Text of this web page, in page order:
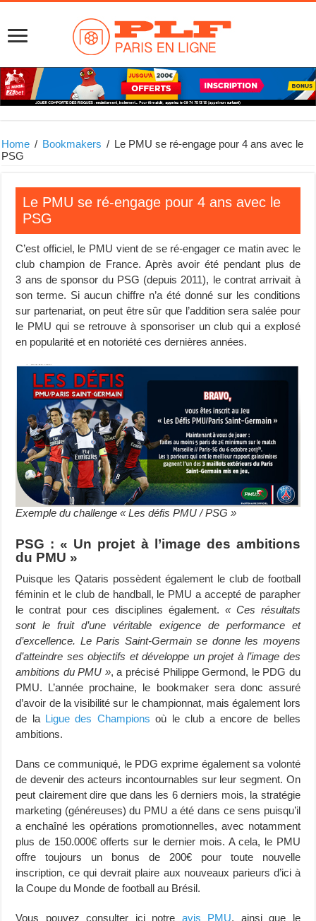
Home / Bookmakers / Le PMU se ré-engage pour 4 ans avec le
PSG
Le PMU se ré-engage pour 4 ans avec le
PSG
C’est officiel, le PMU vient de se ré-engager ce matin avec le
club champion de France. Après avoir été pendant plus de
3 ans de sponsor du PSG (depuis 2011), le contrat arrivait à
son terme. Si aucun chiffre n’a été donné sur les conditions
sur partenariat, on peut être sûr que l’addition sera salée pour
le PMU qui se retrouve à sponsoriser un club qui a explosé
en popularité et en notoriété ces dernières années.
Exemple du challenge « Les défis PMU / PSG »
PSG : « Un projet à l’image des ambitions
du PMU »
Puisque les Qataris possèdent également le club de football
féminin et le club de handball, le PMU a accepté de parapher
le contrat pour ces disciplines également. « Ces résultats
sont le fruit d’une véritable exigence de performance et
d’excellence. Le Paris Saint-Germain se donne les moyens
d’atteindre ses objectifs et développe un projet à l’image des
ambitions du PMU », a précisé Philippe Germond, le PDG du
PMU. L’année prochaine, le bookmaker sera donc assuré
d’avoir de la visibilité sur le championnat, mais également lors
de la Ligue des Champions où le club a encore de belles
ambitions.
Dans ce communiqué, le PDG exprime également sa volonté
de devenir des acteurs incontournables sur leur segment. On
peut clairement dire que dans les 6 derniers mois, la stratégie
marketing (généreuses) du PMU a été dans ce sens puisqu’il
a enchaîné les opérations promotionnelles, avec notamment
plus de 150.000€ offerts sur le dernier mois. A cela, le PMU
offre toujours un bonus de 200€ pour toute nouvelle
inscription, ce qui devrait plaire aux nouveaux parieurs d’ici à
la Coupe du Monde de football au Brésil.
Vous pouvez consulter ici notre avis PMU, ainsi que le